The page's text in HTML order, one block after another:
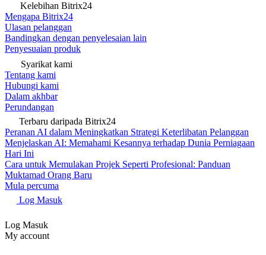
Kelebihan Bitrix24
Mengapa Bitrix24
Ulasan pelanggan
Bandingkan dengan penyelesaian lain
Penyesuaian produk
Syarikat kami
Tentang kami
Hubungi kami
Dalam akhbar
Perundangan
Terbaru daripada Bitrix24
Peranan AI dalam Meningkatkan Strategi Keterlibatan Pelanggan
Menjelaskan AI: Memahami Kesannya terhadap Dunia Perniagaan
Hari Ini
Cara untuk Memulakan Projek Seperti Profesional: Panduan
Muktamad Orang Baru
Mula percuma
Log Masuk
Log Masuk
My account